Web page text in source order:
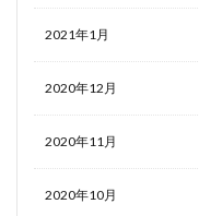
2021年1月
2020年12月
2020年11月
2020年10月